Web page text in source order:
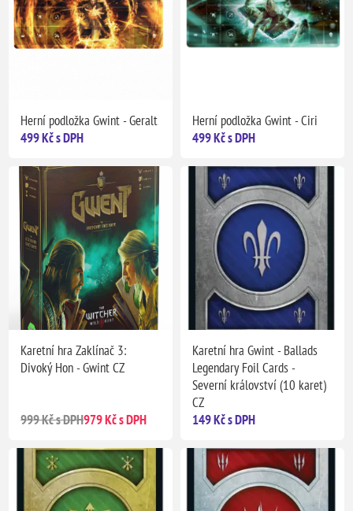
Herní podložka Gwint - Geralt
499 Kč s DPH
Herní podložka Gwint - Ciri
499 Kč s DPH
Karetní hra Zaklínač 3:
Divoký Hon - Gwint CZ
999 Kč s DPH979 Kč s DPH
Karetní hra Gwint - Ballads
Legendary Foil Cards -
Severní království (10 karet)
CZ
149 Kč s DPH